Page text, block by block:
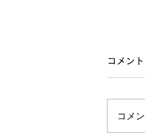
コメント
コメ